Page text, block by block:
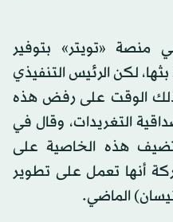
«تويتر» بتوفير
لكن الرئيس التنفيذي
الوقت على رفض هذه
التغريدات، وقال في
لن تضيف هذه الخاصية على
أنها تعمل على تطوير
الماضي.